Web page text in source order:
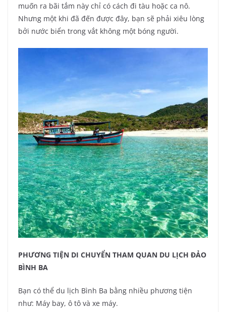
muốn ra bãi tắm này chỉ có cách đi tàu hoặc ca nô.
Nhưng một khi đã đến được đây, bạn sẽ phải xiêu lòng
bởi nước biển trong vắt không một bóng người.
PHƯƠNG TIỆN DI CHUYỂN THAM QUAN DU LỊCH ĐẢO
BÌNH BA
Bạn có thể du lịch Bình Ba bằng nhiều phương tiện
như: Máy bay, ô tô và xe máy.